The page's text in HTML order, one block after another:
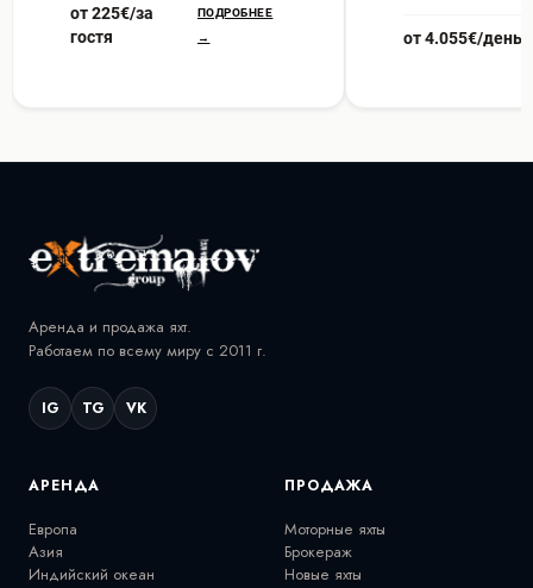
от 225€/за
гостя
ПОДРОБНЕЕ
→
от 4.055€/день
Аренда и продажа яхт.
Работаем по всему миру с 2011 г.
IG TG VK
АРЕНДА
Европа
Азия
Индийский океан
ПРОДАЖА
Моторные яхты
Брокераж
Новые яхты